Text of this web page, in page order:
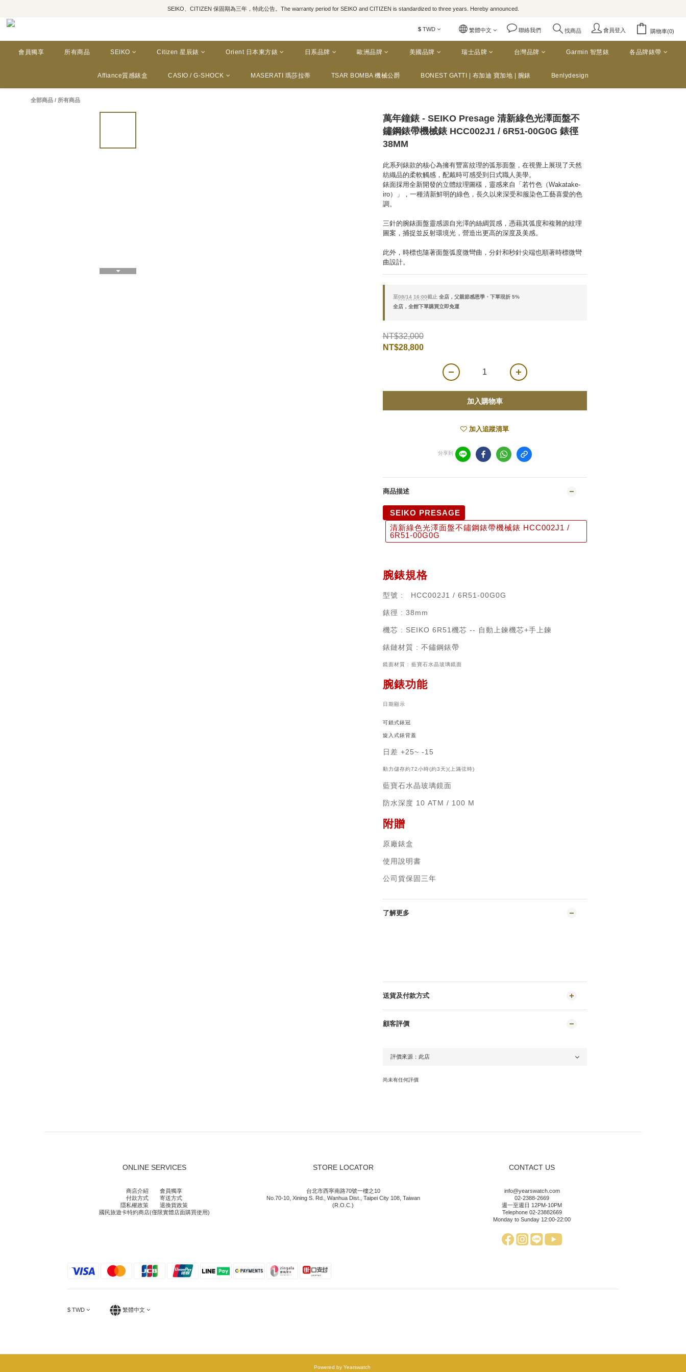
SEIKO、CITIZEN 保固期為三年，特此公告。The warranty period for SEIKO and CITIZEN is standardized to three years. Hereby announced.
$ TWD 繁體中文 聯絡我們 找商品 會員登入 購物車(0)
會員獨享 所有商品 SEIKO Citizen 星辰錶 Orient 日本東方錶 日系品牌 歐洲品牌 美國品牌 瑞士品牌 台灣品牌 Garmin 智慧錶 各品牌錶帶
Affiance質感錶盒 CASIO / G-SHOCK MASERATI 瑪莎拉蒂 TSAR BOMBA 機械公爵 BONEST GATTI | 布加迪 寶加地 | 腕錶 Benlydesign
全部商品 / 所有商品
萬年鐘錶 - SEIKO Presage 清新綠色光澤面盤不
鏽鋼錶帶機械錶 HCC002J1 / 6R51-00G0G 錶徑
38MM
此系列錶款的核心為擁有豐富紋理的弧形面盤，在視覺上展現了天然
紡織品的柔軟觸感，配戴時可感受到日式職人美學。
錶面採用全新開發的立體紋理圖樣，靈感來自「若竹色（Wakatake-
iro）」，一種清新鮮明的綠色，長久以來深受和服染色工藝喜愛的色
調。
三針的腕錶面盤靈感源自光澤的絲綢質感，憑藉其弧度和複雜的紋理
圖案，捕捉並反射環境光，營造出更高的深度及美感。
此外，時標也隨著面盤弧度微彎曲，分針和秒針尖端也順著時標微彎
曲設計。
至08/14 16:00截止 全店，父親節感恩季・下單現折 5%
全店，全館下單購買立即免運
NT$32,000
NT$28,800
加入購物車
加入追蹤清單
分享到
商品描述
SEIKO PRESAGE
清新綠色光澤面盤不鏽鋼錶帶機械錶 HCC002J1 /
6R51-00G0G
腕錶規格
型號 : HCC002J1 / 6R51-00G0G
錶徑 : 38mm
機芯 : SEIKO 6R51機芯 -- 自動上鍊機芯+手上鍊
錶鏈材質 : 不鏽鋼錶帶
鏡面材質 : 藍寶石水晶玻璃鏡面
腕錶功能
日期顯示
可鎖式錶冠
旋入式錶背蓋
日差 +25~ -15
動力儲存約72小時(約3天)(上滿弦時)
藍寶石水晶玻璃鏡面
防水深度 1 0 ATM / 100 M
附贈
原廠錶盒
使用說明書
公司貨保固三年
了解更多
送貨及付款方式
顧客評價
尚未有任何評價
ONLINE SERVICES
商店介紹
會員獨享
付款方式
寄送方式
隱私權政策
退換貨政策
國民旅遊卡特約商店(僅限實體店面購買使用)
STORE LOCATOR
台北市西寧南路70號一樓之10
No.70-10, Xining S. Rd., Wanhua Dist., Taipei City 108, Taiwan
(R.O.C.)
CONTACT US
info@yearswatch.com
02-2388-2669
週一至週日 12PM-10PM
Telephone 02-23882669
Monday to Sunday 12:00-22:00
$ TWD 繁體中文
Powered by Yearswatch